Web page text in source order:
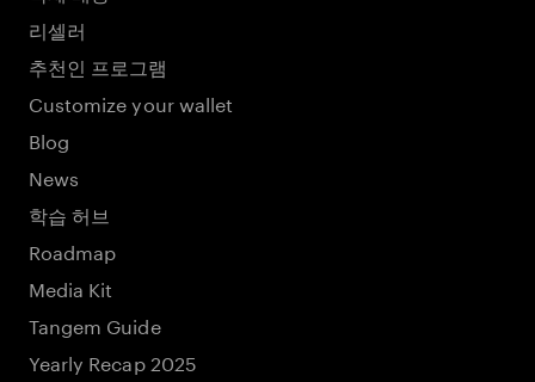
리셀러
추천인 프로그램
Customize your wallet
Blog
News
학습 허브
Roadmap
Media Kit
Tangem Guide
Yearly Recap 2025